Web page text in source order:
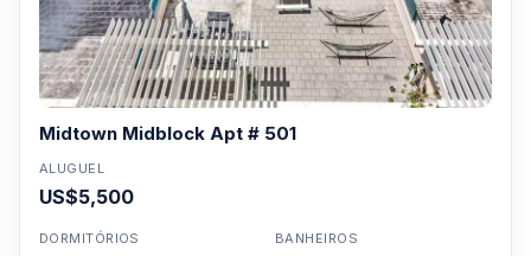
Midtown Midblock Apt # 501
ALUGUEL
US$5,500
DORMITÓRIOS BANHEIROS